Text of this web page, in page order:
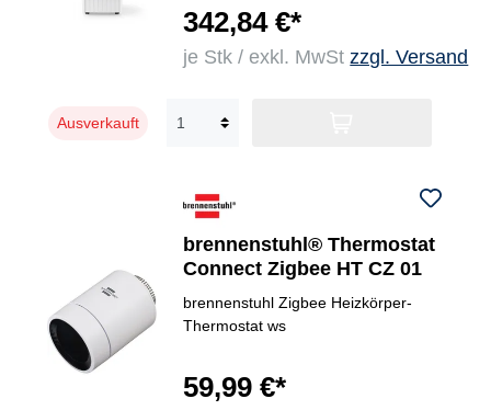
342,84 €*
je Stk / exkl. MwStzzgl. Versand
Ausverkauft
brennenstuhl® Thermostat
Connect Zigbee HT CZ 01
brennenstuhl Zigbee Heizkörper-
Thermostat ws
59,99 €*